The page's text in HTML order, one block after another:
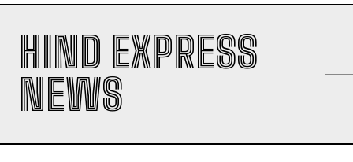
HIND EXPRESS
NEWS